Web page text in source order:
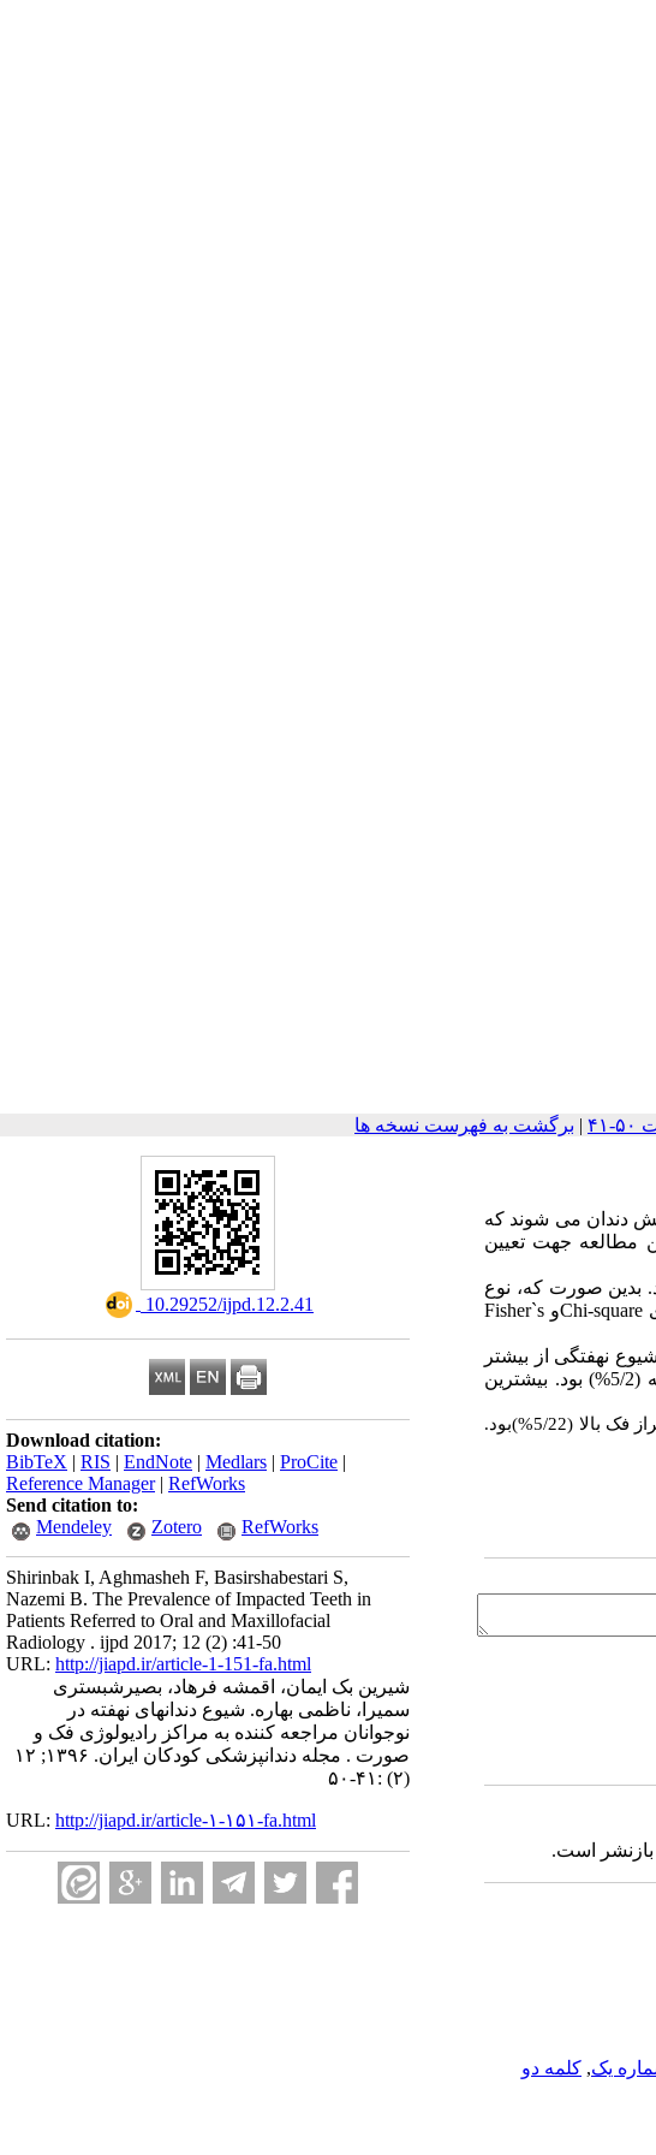
| برگشت به فهرست نسخه ها
‎ 10.29252/ijpd.12.2.41
Download citation:
BibTeX | RIS | EndNote | Medlars | ProCite |
Reference Manager| RefWorks
Send citation to:
Mendeley
Zotero RefWorks
Shirinbak I, Aghmasheh F, Basirshabestari S,
Nazemi B. The Prevalence of Impacted Teeth in
Patients Referred to Oral and Maxillofacial
Radiology . ijpd 2017; 12 (2) :41-50
URL: http://jiapd.ir/article-1-151-fa.html
شیرین بک ایمان، اقمشه فرهاد، بصیرشبستری
سمیرا، ناظمی بهاره. شیوع دندانهای نهفته در
نوجوانان مراجعه کننده به مراکز رادیولوژی فک و
صورت . مجله دندانپزشکی کودکان ایران. ۱۳۹۶; ۱۲
(۲) :۴۱-۵۰
URL: http://jiapd.ir/article-۱-۱۵۱-fa.html
دندان می شوند که
مطالعه جهت تعیین
مربوط به نوجوانان 14تا24سال بررسی گردید. بدین صورت که، نوع
Chi-squareو Fisher`s
دختران و 7/21% در پسران بود. ترتیب شیوع نهفتگی از بیشتر
به کمتر مربوط به دندان مولر سوم مندیبل یک طرفه (7/11%)، مولر سوم مندیبل دو طرفه (4/6%)،کانین ماگزیلا یک طرفه (5/2%) بود. بیشترین
: شیوع دندان های نهفته در دخترانبطور غیر معناداری کمی بیشتر از پسرانبود.نهفتگی در فک پایین (4/77%)شایعتراز فک بالا (5/22%)بود.
است.
یک, کلمه دو